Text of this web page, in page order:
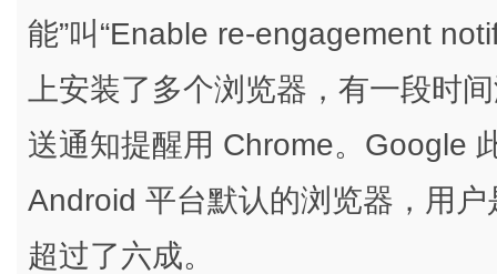
能”叫“Enable re-engagement
上安装了多个浏览器，有一段时
送通知提醒用 Chrome。Google
Android 平台默认的浏览器，用
超过了六成。